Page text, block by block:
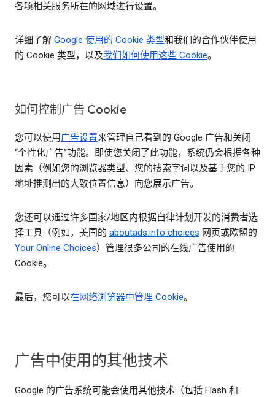
各项相关服务所在的网域进行设置。
详细了解 Google 使用的 Cookie 类型和我们的合作伙伴使用
的 Cookie 类型，以及我们如何使用这些 Cookie。
如何控制广告 Cookie
您可以使用广告设置来管理自己看到的 Google 广告和关闭
“个性化广告”功能。即使您关闭了此功能，系统仍会根据各种
因素（例如您的浏览器类型、您的搜索字词以及基于您的 IP
地址推测出的大致位置信息）向您展示广告。
您还可以通过许多国家/地区内根据自律计划开发的消费者选
择工具（例如，美国的 aboutads.info choices 网页或欧盟的
Your Online Choices）管理很多公司的在线广告使用的
Cookie。
最后，您可以在网络浏览器中管理 Cookie。
广告中使用的其他技术
Google 的广告系统可能会使用其他技术（包括 Flash 和